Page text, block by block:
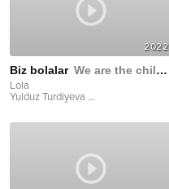
2022
Biz bolalar We are the children
Lola
Yulduz Turdiyeva ...